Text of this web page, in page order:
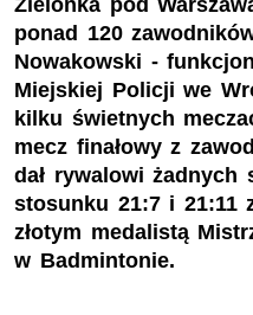
Zielonka pod
ponad 120
Nowakowski -
Miejskiej Policji we
kilku świetnych
mecz finałowy z
dał rywalowi żadnych
stosunku 21:7 i 21:11
złotym medalistą
w Badmintonie.